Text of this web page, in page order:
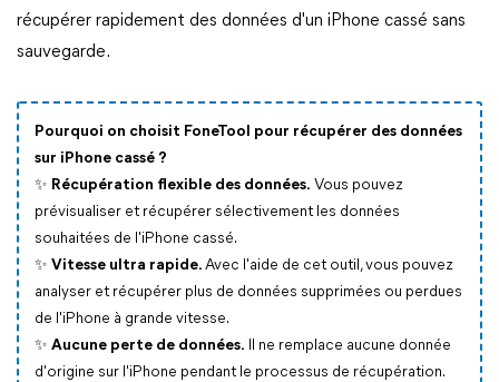
récupérer rapidement des données d'un iPhone cassé sans
sauvegarde.
Pourquoi on choisit FoneTool pour récupérer des données
sur iPhone cassé ?
✨ Récupération flexible des données. Vous pouvez
prévisualiser et récupérer sélectivement les données
souhaitées de l'iPhone cassé.
✨ Vitesse ultra rapide. Avec l'aide de cet outil, vous pouvez
analyser et récupérer plus de données supprimées ou perdues
de l'iPhone à grande vitesse.
✨ Aucune perte de données. Il ne remplace aucune donnée
d'origine sur l'iPhone pendant le processus de récupération.